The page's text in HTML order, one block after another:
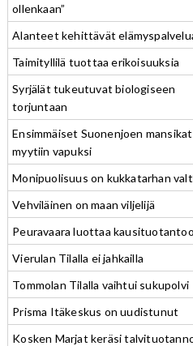
ollenkaan”
Alanteet kehittävät
Taimityllilä tuottaa erikoisuuksia
Syrjälät tukeutuvat biologiseen
torjuntaan
Ensimmäiset Suonenjoen mansikat
myytiin vapuksi
Monipuolisuus on kukkatarhan
Vehviläinen on maan viljelijä
Peuravaara luottaa
Vierulan Tilalla ei jahkailla
Tommolan Tilalla vaihtui sukupolvi
Prisma Itäkeskus on uudistunut
Kosken Marjat keräsi